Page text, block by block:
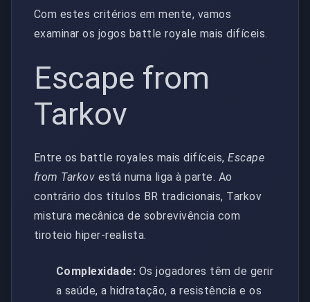
Com estes critérios em mente, vamos
examinar os jogos battle royale mais difíceis.
Escape from
Tarkov
Entre os battle royales mais difíceis,Escape
from Tarkov está numa liga à parte. Ao
contrário dos títulos BR tradicionais, Tarkov
mistura mecânica de sobrevivência com
tiroteio hiper-realista.
Complexidade: Os jogadores têm de gerir
a saúde, a hidratação, a resistência e os